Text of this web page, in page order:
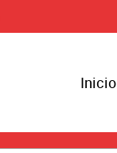
Inicio